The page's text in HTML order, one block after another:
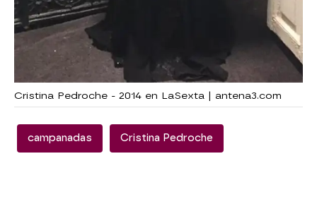
Cristina Pedroche - 2014 en LaSexta | antena3.com
campanadas Cristina Pedroche